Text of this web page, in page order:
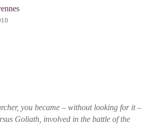
you became – without looking for it –
Goliath, involved in the battle of the